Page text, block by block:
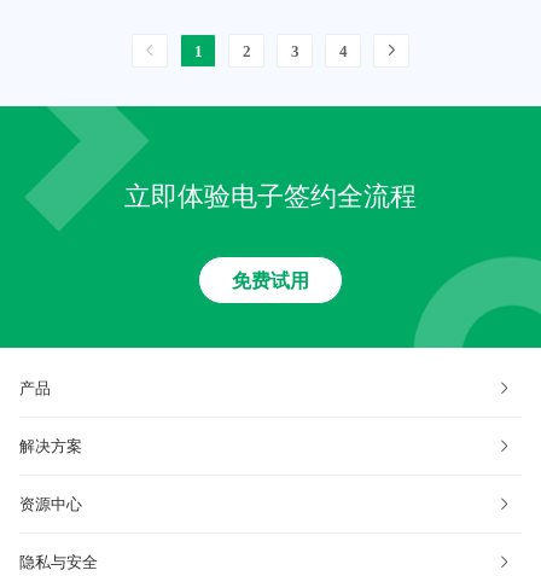
1 2 3 4
立即体验电子签约全流程
免费试用
产品
解决方案
资源中心
隐私与安全